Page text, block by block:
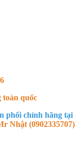
toàn quốc
phối chính hãng tại
Nhật (0902335707)